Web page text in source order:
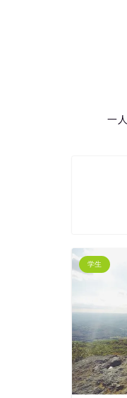
一人
学生